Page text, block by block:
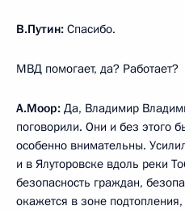
В.Путин: Спасибо.
МВД помогает, да? Работает?
А.Моор: Да, Владимир
поговорили. Они и без этого
особенно внимательны.
и в Ялуторовске вдоль реки
безопасность граждан,
окажется в зоне